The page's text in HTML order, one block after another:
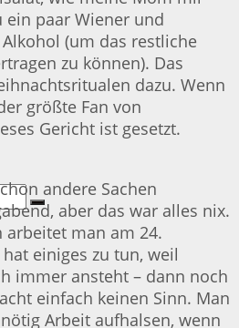
ein paar Wiener und
(um das restliche
zu können). Das
dazu. Wenn
größte Fan von
Gericht ist gesetzt.
andere Sachen
aber das war alles nix.
arbeitet man am 24.
einiges zu tun, weil
immer ansteht – dann noch
einfach keinen Sinn. Man
Arbeit aufhalsen, wenn